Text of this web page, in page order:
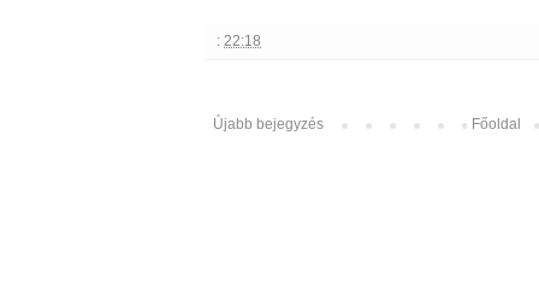
: 22:18
Újabb bejegyzés Főoldal